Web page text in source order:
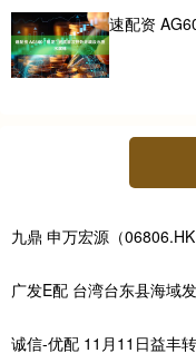
速配资
九鼎 申万宏源（
广发E配 台湾台东县海域
诚信-优配 11月11日益丰